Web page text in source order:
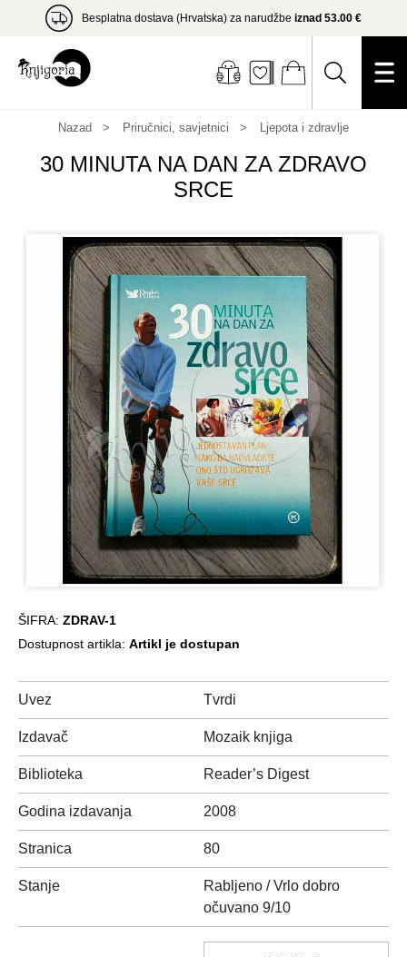
Besplatna dostava (Hrvatska) za narudžbe iznad 53.00 €
Nazad Priručnici, savjetnici Ljepota i zdravlje
30 MINUTA NA DAN ZA ZDRAVO
SRCE
ŠIFRA: ZDRAV-1
Dostupnost artikla: Artikl je dostupan
Uvez Tvrdi
Izdavač Mozaik knjiga
Biblioteka Reader’s Digest
Godina izdavanja 2008
Stranica 80
Stanje
Rabljeno / Vrlo dobro
očuvano 9/10